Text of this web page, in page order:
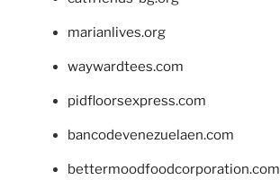
marianlives.org
waywardtees.com
pidfloorsexpress.com
bancodevenezuelaen.com
bettermoodfoodcorporation.com